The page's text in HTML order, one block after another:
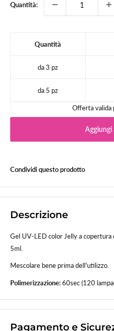
Quantità:
Quantità
da 3 pz
da 5 pz
Offerta valida
Aggiungi
Condividi questo prodotto
Descrizione
Gel UV-LED color Jelly a copertura
5ml.
Mescolare bene prima dell'utilizzo.
Polimerizzazione:60sec (120
Pagamento e